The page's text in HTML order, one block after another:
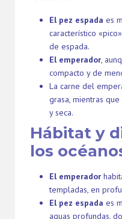
El pez espada es
característico
de espada.
El emperador,
compacto y de
La carne del
grasa, mientras
y seca.
Hábitat y
los
El emperador
templadas, en
El pez espada es
aguas profundas,